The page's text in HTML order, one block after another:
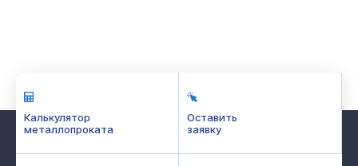
Калькулятор
металлопроката
Оставить
заявку